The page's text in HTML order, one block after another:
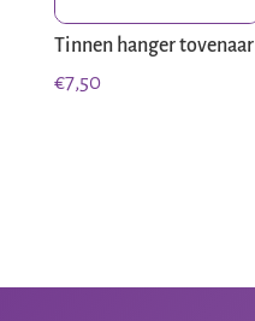
Tinnen hanger tovenaar
€7,50